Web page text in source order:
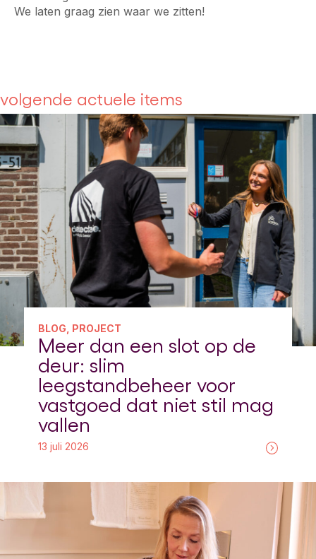
We laten graag zien waar we zitten!
volgende actuele items
BLOG, PROJECT
Meer dan een slot op de
deur: slim
leegstandbeheer voor
vastgoed dat niet stil mag
vallen
13 juli 2026